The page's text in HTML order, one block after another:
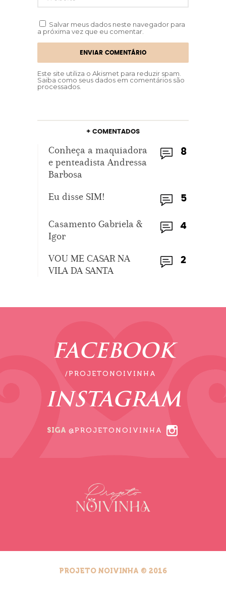
Salvar meus dados neste navegador para
a próxima vez que eu comentar.
Este site utiliza o Akismet para reduzir spam.
Saiba como seus dados em comentários são
processados.
+ COMENTADOS
8
Conheça a maquiadora
e penteadista Andressa
Barbosa
5
Eu disse SIM!
4
Casamento Gabriela &
Igor
2
VOU ME CASAR NA
VILA DA SANTA
FACEBOOK
/PROJETONOIVINHA
INSTAGRAM
SIGA @PROJETONOIVINHA
PROJETO NOIVINHA © 2016